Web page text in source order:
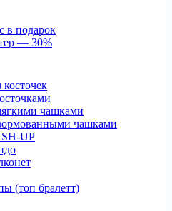
в подарок
— 30%
косточек
чашками
чашками
UP
(топ бралетт)